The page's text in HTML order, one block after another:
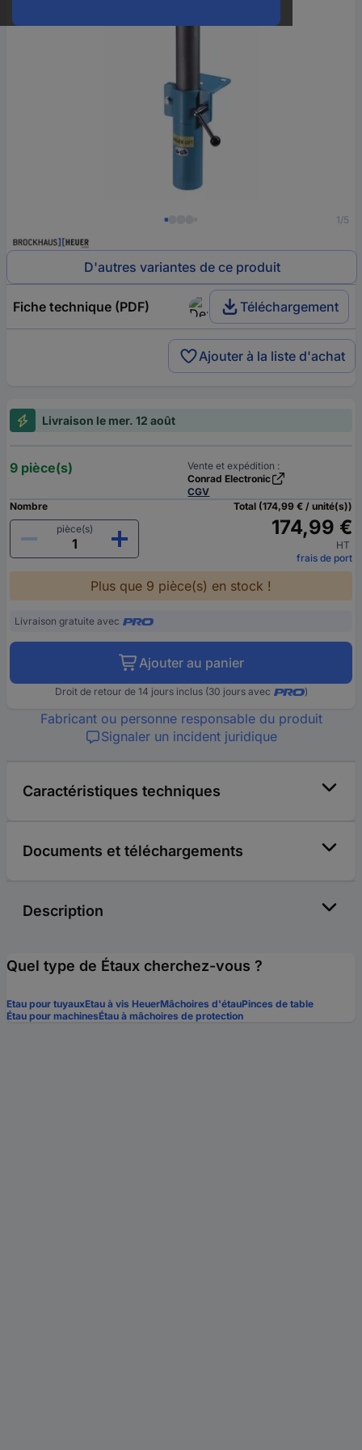
1/5
D'autres variantes de ce produit
Fiche technique (PDF) Téléchargement
Ajouter à la liste d'achat
Livraison le mer. 12 août
9 pièce(s)
Vente et expédition :
Conrad Electronic
CGV
Nombre
pièce(s)
Total (174,99 € / unité(s))
174,99 €
HT
frais de port
Plus que 9 pièce(s) en stock !
Livraison gratuite avec
Ajouter au panier
Droit de retour de 14 jours inclus (30 jours avec )
Fabricant ou personne responsable du produit
Signaler un incident juridique
Caractéristiques techniques
Documents et téléchargements
Description
Quel type de Étaux cherchez-vous ?
Etau pour tuyauxEtau à vis HeuerMâchoires d'étauPinces de table
Étau pour machinesÉtau à mâchoires de protection